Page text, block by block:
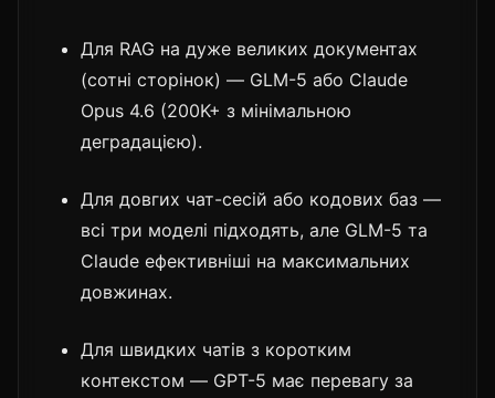
Для RAG на дуже великих документах
(сотні сторінок) — GLM-5 або Claude
Opus 4.6 (200K+ з мінімальною
деградацією).
Для довгих чат-сесій або кодових баз —
всі три моделі підходять, але GLM-5 та
Claude ефективніші на максимальних
довжинах.
Для швидких чатів з коротким
контекстом — GPT-5 має перевагу за